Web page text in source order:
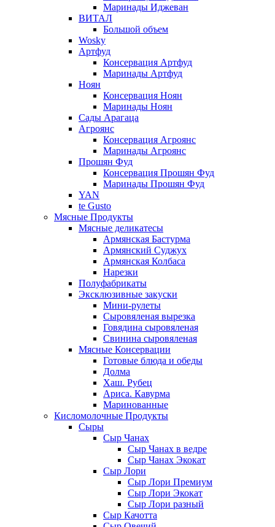
Маринады Иджеван
ВИТАЛ
Большой объем
Wosky
Артфуд
Консервация Артфуд
Маринады Артфуд
Ноян
Консервация Ноян
Маринады Ноян
Сады Арагаца
Агроянс
Консервация Агроянс
Маринады Агроянс
Прошян Фуд
Консервация Прошян Фуд
Маринады Прошян Фуд
YAN
te Gusto
Мясные Продукты
Мясные деликатесы
Армянская Бастурма
Армянский Суджух
Армянская Колбаса
Нарезки
Полуфабрикаты
Эксклюзивные закуски
Мини-рулеты
Сыровяленая вырезка
Говядина сыровяленая
Свинина сыровяленая
Мясные Консервации
Готовые блюда и обеды
Долма
Хаш. Рубец
Ариса. Кавурма
Маринованные
Кисломолочные Продукты
Сыры
Сыр Чанах
Сыр Чанах в ведре
Сыр Чанах Экокат
Сыр Лори
Сыр Лори Премиум
Сыр Лори Экокат
Сыр Лори разный
Сыр Качотта